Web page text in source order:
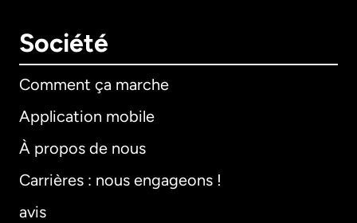
Société
Comment ça marche
Application mobile
À propos de nous
Carrières : nous engageons !
avis